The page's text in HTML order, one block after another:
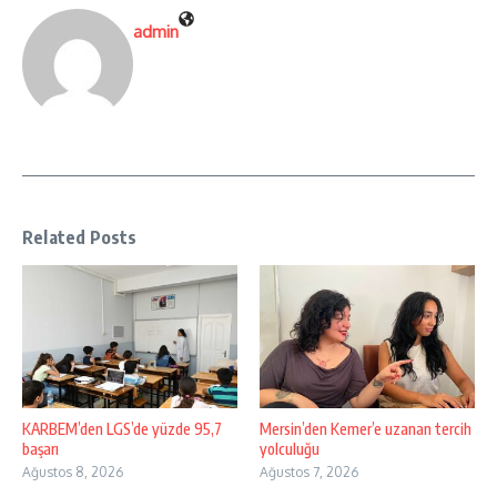
admin
Related Posts
KARBEM’den LGS’de yüzde 95,7
başarı
Ağustos 8, 2026
Mersin’den Kemer’e uzanan tercih
yolculuğu
Ağustos 7, 2026